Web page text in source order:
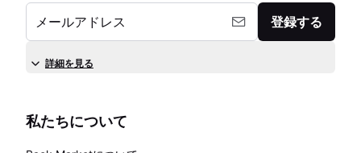
メールアドレス 登録する
詳細を見る
私たちについて